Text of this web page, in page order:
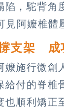
陷，駝背角
阿嬤椎體
支架 成
嬤施行微創
給付的脊椎
順利矯正